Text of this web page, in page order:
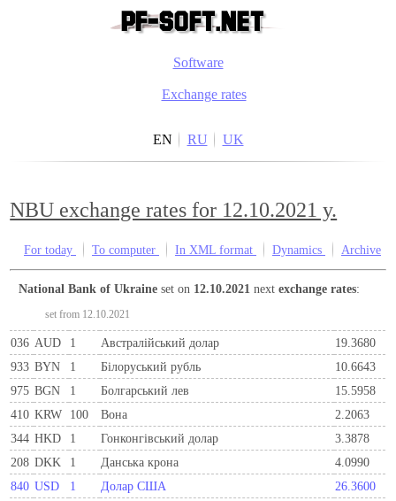
Software
Exchange rates
EN RU UK
NBU exchange rates for 12.10.2021 y.
For today To computer In XML format Dynamics Archive
National Bank of Ukraine set on 12.10.2021 nextexchange rates:
set from 12.10.2021
036 AUD 1 Австралійський долар
19.3680
933 BYN 1 Бiлоруський рубль
10.6643
975 BGN 1 Болгарський лев
15.5958
410 KRW 100 Вона
2.2063
344 HKD 1 Гонконгівський долар
3.3878
208 DKK 1 Данська крона
4.0990
840 USD 1 Долар США
26.3600